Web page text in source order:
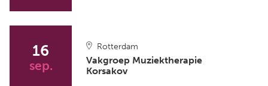
16
sep.
Rotterdam
Vakgroep Muziektherapie
Korsakov